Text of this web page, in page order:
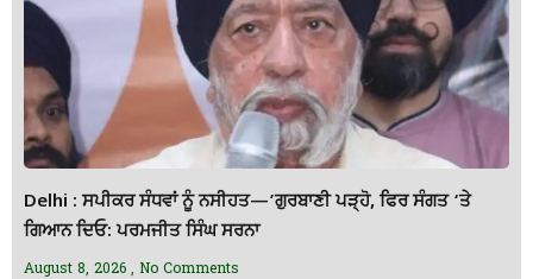
Delhi : ਸਪੀਕਰ ਸੰਧਵਾਂ ਨੂੰ ਨਸੀਹਤ—’ਗੁਰਬਾਣੀ ਪੜ੍ਹੋ, ਫਿਰ ਸੰਗਤ ‘ਤੇ
ਗਿਆਨ ਦਿਓ: ਪਰਮਜੀਤ ਸਿੰਘ ਸਰਨਾ
August 8, 2026 No Comments